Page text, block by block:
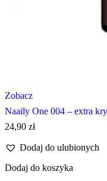
Zobacz
Naaily One 004 – extra
24,90 zł
Dodaj do ulubionych
Dodaj do koszyka